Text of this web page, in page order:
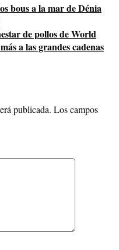
bous a la mar de Dénia
de pollos de World
a las grandes cadenas
publicada. Los campos